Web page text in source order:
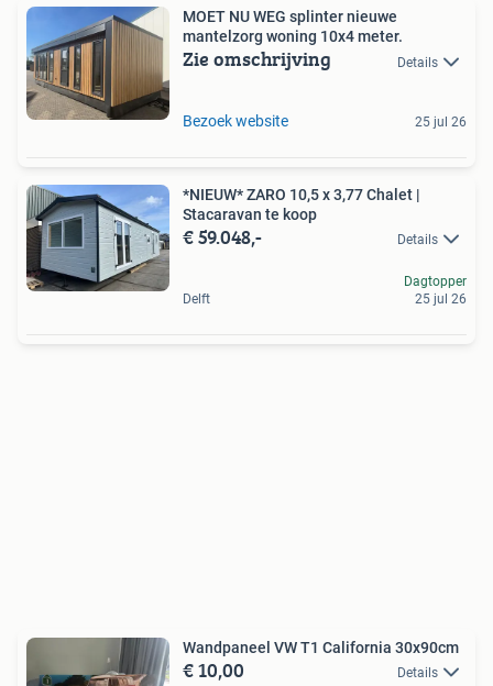
MOET NU WEG splinter nieuwe
mantelzorg woning 10x4 meter.
Zie omschrijving Details
Bezoek website 25 jul 26
*NIEUW* ZARO 10,5 x 3,77 Chalet |
Stacaravan te koop
€ 59.048,- Details
Delft
Dagtopper
25 jul 26
Wandpaneel VW T1 California 30x90cm
€ 10,00 Details